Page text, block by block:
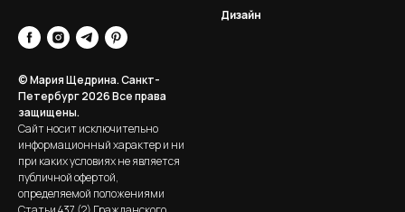
© Мария Щедрина. Санкт-
Петербург 2026Все права
защищены.
Сайт носит исключительно
информационный характер и ни
при каких условиях не является
публичной офертой,
определяемой положениями
Дизайн